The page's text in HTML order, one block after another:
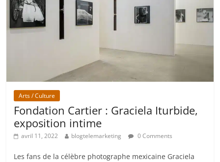
Arts / Culture
Fondation Cartier : Graciela Iturbide,
exposition intime
avril 11, 2022 blogtelemarketing 0 Comments
Les fans de la célèbre photographe mexicaine Graciela